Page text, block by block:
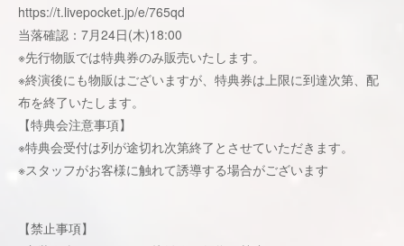
https://t.livepocket.jp/e/765qd
当落確認：7月24日(木)18:00
※先行物販では特典券のみ販売いたします。
※終演後にも物販はございますが、特典券は上限に到達次第、配
布を終了いたします。
【特典会注意事項】
※特典会受付は列が途切れ次第終了とさせていただきます。
※スタッフがお客様に触れて誘導する場合がございます
【禁止事項】